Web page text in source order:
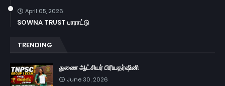
April 05, 2026
SOWNA TRUST பாராட்டு
TRENDING
துணை ஆட்சியர் பிரியதர்ஷினி
June 30, 2026